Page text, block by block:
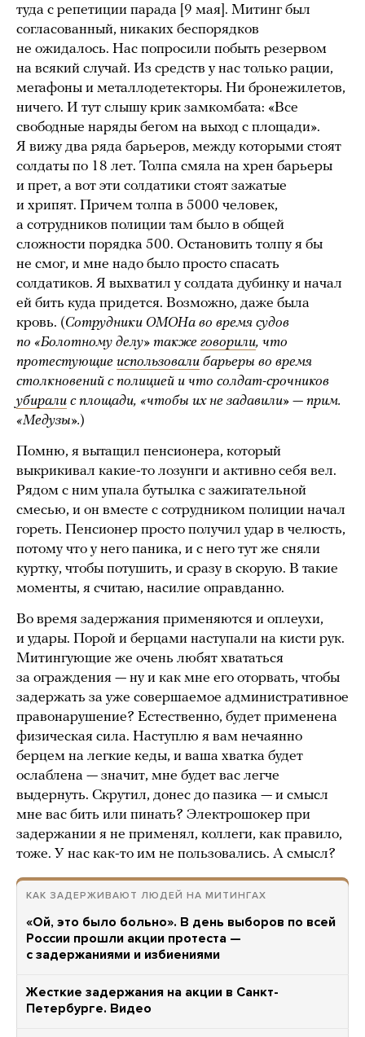
туда с репетиции парада [9 мая]. Митинг был
согласованный, никаких беспорядков
не ожидалось. Нас попросили побыть резервом
на всякий случай. Из средств у нас только рации,
мегафоны и металлодетекторы. Ни бронежилетов,
ничего. И тут слышу крик замкомбата: «Все
свободные наряды бегом на выход с площади».
Я вижу два ряда барьеров, между которыми стоят
солдаты по 18 лет. Толпа смяла на хрен барьеры
и прет, а вот эти солдатики стоят зажатые
и хрипят. Причем толпа в 5000 человек,
а сотрудников полиции там было в общей
сложности порядка 500. Остановить толпу я бы
не смог, и мне надо было просто спасать
солдатиков. Я выхватил у солдата дубинку и начал
ей бить куда придется. Возможно, даже была
кровь. (Сотрудники ОМОНа во время судов
по «Болотному делу» также говорили, что
протестующие использовали барьеры во время
столкновений с полицией и что солдат-срочников
убирали с площади, «чтобы их не задавили» — прим.
«Медузы».)
Помню, я вытащил пенсионера, который
выкрикивал какие-то лозунги и активно себя вел.
Рядом с ним упала бутылка с зажигательной
смесью, и он вместе с сотрудником полиции начал
гореть. Пенсионер просто получил удар в челюсть,
потому что у него паника, и с него тут же сняли
куртку, чтобы потушить, и сразу в скорую. В такие
моменты, я считаю, насилие оправданно.
Во время задержания применяются и оплеухи,
и удары. Порой и берцами наступали на кисти рук.
Митингующие же очень любят хвататься
за ограждения — ну и как мне его оторвать, чтобы
задержать за уже совершаемое административное
правонарушение? Естественно, будет применена
физическая сила. Наступлю я вам нечаянно
берцем на легкие кеды, и ваша хватка будет
ослаблена — значит, мне будет вас легче
выдернуть. Скрутил, донес до пазика — и смысл
мне вас бить или пинать? Электрошокер при
задержании я не применял, коллеги, как правило,
тоже. У нас как-то им не пользовались. А смысл?
КАК ЗАДЕРЖИВАЮТ ЛЮДЕЙ НА МИТИНГАХ
«Ой, это было больно». В день выборов по всей
России прошли акции протеста —
с задержаниями и избиениями
Жесткие задержания на акции в Санкт-
Петербурге. Видео